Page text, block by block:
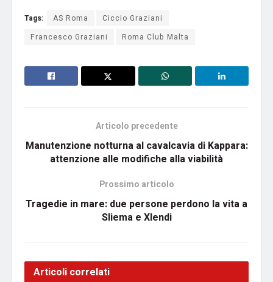
Tags: AS Roma
Ciccio Graziani
Francesco Graziani
Roma Club Malta
Articolo precedente
Manutenzione notturna al cavalcavia di Kappara:
attenzione alle modifiche alla viabilità
Prossimo articolo
Tragedie in mare: due persone perdono la vita a
Sliema e Xlendi
Articoli correlati